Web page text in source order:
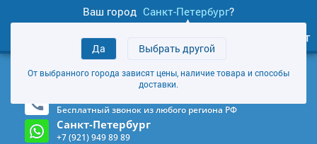
Ваш город Санкт-Петербург?
Да Выбрать другой
От выбранного города зависят цены, наличие товара и способы
доставки.
товаров
Личный кабинет
+7 (921) 949 89 89
Магазин и склад в Санкт-Петербурге (Карта)
Бесплатный звонок из любого региона РФ
Санкт-Петербург
+7 (921) 949 89 89